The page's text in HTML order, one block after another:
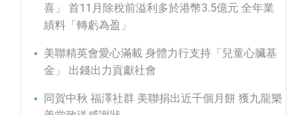
喜」 首11月除稅前溢利多於港幣3.5億元 全年業
績料「轉虧為盈」
美聯精英會愛心滿載 身體力行支持「兒童心臟基
金」 出錢出力貢獻社會
同賀中秋 福澤社群 美聯捐出近千個月餅 獲九龍樂